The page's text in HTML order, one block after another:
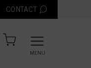
CONTACT
MENU